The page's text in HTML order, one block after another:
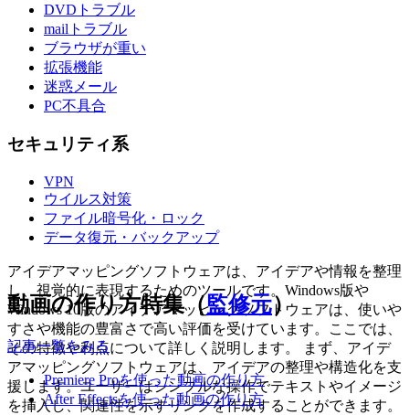
DVDトラブル
mailトラブル
ブラウザが重い
拡張機能
迷惑メール
PC不具合
セキュリティ系
VPN
ウイルス対策
ファイル暗号化・ロック
データ復元・バックアップ
アイデアマッピングソフトウェアは、アイデアや情報を整理
し、視覚的に表現するためのツールです。Windows版や
Windows 10版のアイデアマッピングソフトウェアは、使いや
すさや機能の豊富さで高い評価を受けています。ここでは、
その特徴や利点について詳しく説明します。 まず、アイデ
アマッピングソフトウェアは、アイデアの整理や構造化を支
援します。ユーザーはシンプルな操作でテキストやイメージ
を挿入し、関連性を示すリンクを作成することができます。
動画の作り方特集（監修元）
記事一覧をみる
Premiere Proを使った動画の作り方
After Effectsを使った動画の作り方